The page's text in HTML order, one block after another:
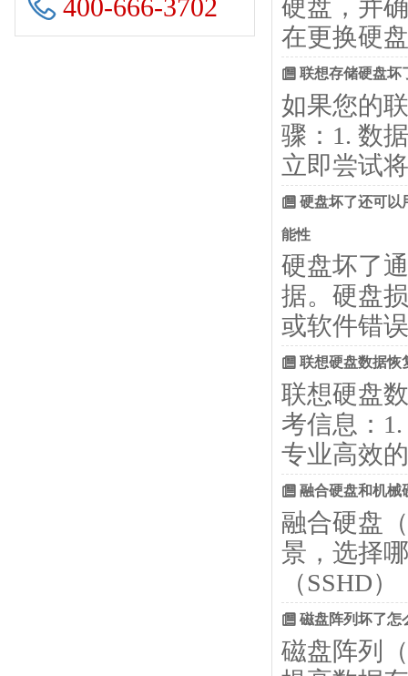
400-666-3702
硬盘，并
在更换硬
联想存储硬盘坏
如果您的
骤：1. 数
立即尝试
硬盘坏了还可以
能性
硬盘坏了
据。硬盘
或软件错
联想硬盘数据恢
联想硬盘
考信息：
专业高效
融合硬盘和机械
融合硬盘
景，选择
（SSHD
磁盘阵列坏了怎
磁盘阵列